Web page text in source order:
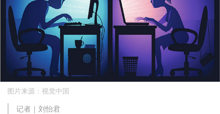
图片来源：视觉中国
记者｜刘怡君